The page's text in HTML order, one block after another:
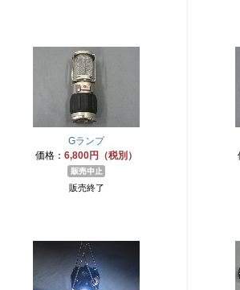
Gランプ
価格： 6,800円（税別）
販売終了